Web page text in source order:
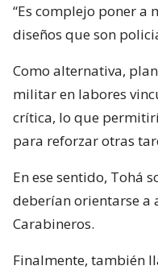
“Es complejo poner a
diseños que son
Como alternativa,
militar en labores
crítica, lo que
para reforzar otras
En ese sentido, Tohá
deberían orientarse a
Carabineros.
Finalmente, también